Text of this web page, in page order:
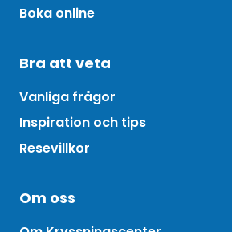
Boka online
Bra att veta
Vanliga frågor
Inspiration och tips
Resevillkor
Om oss